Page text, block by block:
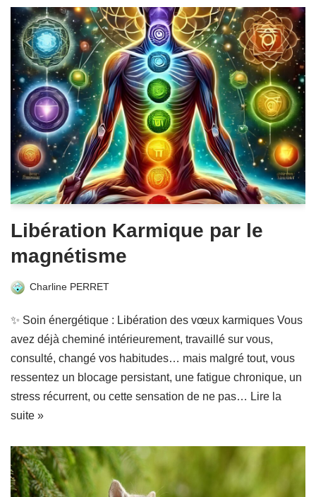
Libération Karmique par le
magnétisme
Charline PERRET
✨ Soin énergétique : Libération des vœux karmiques Vous
avez déjà cheminé intérieurement, travaillé sur vous,
consulté, changé vos habitudes… mais malgré tout, vous
ressentez un blocage persistant, une fatigue chronique, un
stress récurrent, ou cette sensation de ne pas… Lire la
suite »